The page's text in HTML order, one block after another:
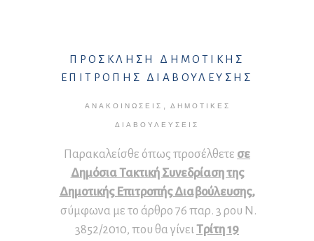
ΠΡΟΣΚΛΗΣΗ ΔΗΜΟΤΙΚΗΣ
ΕΠΙΤΡΟΠΗΣ ΔΙΑΒΟΥΛΕΥΣΗΣ
ΑΝΑΚΟΙΝΏΣΕΙΣ ΔΗΜΟΤΙΚΈΣ
ΔΙΑΒΟΥΛΕΎΣΕΙΣ
Παρακαλείσθε όπως προσέλθετε σε
Δημόσια Τακτική Συνεδρίαση της
Δημοτικής Επιτροπής Διαβούλευσης,
σύμφωνα με το άρθρο 76 παρ. 3 ρου Ν.
3852/2010, που θα γίνει Τρίτη 19